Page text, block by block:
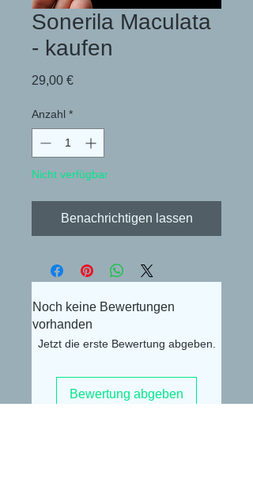
Sonerila Maculata
- kaufen
29,00 €Preis
Anzahl *
Nicht verfügbar
Benachrichtigen lassen
Noch keine Bewertungen
vorhanden
Jetzt die erste Bewertung abgeben.
Bewertung abgeben